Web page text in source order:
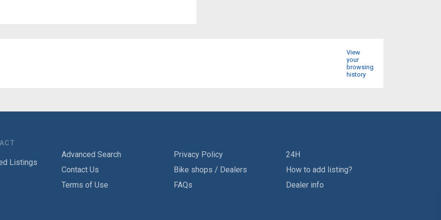
View
your
browsing
history
Listings
Advanced Search
Contact Us
Terms of Use
Privacy Policy
Bike shops / Dealers
FAQs
24H
How to add listing?
Dealer info